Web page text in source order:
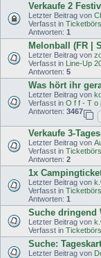
Verkaufe 2
Letzter Beitrag von
Verfasst in
Antworten: 1
Melonball (FR |
Letzter Beitrag von
Verfasst in Line-Up
Antworten: 5
Was hört ihr
Letzter Beitrag von
Verfasst in O f f - T o
Antworten: 3467
Verkaufe 3-
Letzter Beitrag von
Verfasst in
Antworten: 2
1x
Letzter Beitrag von
Verfasst in
Antworten: 1
Suche dringend
Letzter Beitrag von
Verfasst in
Suche:
Letzter Beitrag von